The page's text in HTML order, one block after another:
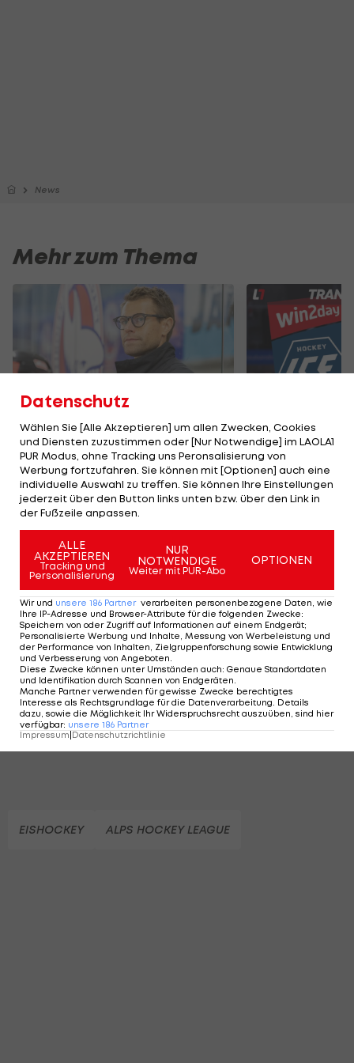
News
Mehr zum Thema
Teamchef der ÖEHV-
Frauen bleibt an Bord
Eishockey
Die
Hockey
ICE Hockey
KOMMENTARE
EISHOCKEY ALPS HOCKEY LEAGUE
Datenschutz
Wählen Sie [Alle Akzeptieren] um allen Zwecken, Cookies
und Diensten zuzustimmen oder [Nur Notwendige] im LAOLA1
PUR Modus, ohne Tracking uns Peronsalisierung von
Werbung fortzufahren. Sie können mit [Optionen] auch eine
individuelle Auswahl zu treffen. Sie können Ihre Einstellungen
jederzeit über den Button links unten bzw. über den Link in
der Fußzeile anpassen.
ALLE
AKZEPTIEREN
Tracking und
Personalisierung
NUR
NOTWENDIGE
Weiter mit PUR-Abo
OPTIONEN
Wir und unsere 186 Partner verarbeiten personenbezogene Daten, wie
Ihre IP-Adresse und Browser-Attribute für die folgenden Zwecke:
Speichern von oder Zugriff auf Informationen auf einem Endgerät;
Personalisierte Werbung und Inhalte, Messung von Werbeleistung und
der Performance von Inhalten, Zielgruppenforschung sowie Entwicklung
und Verbesserung von Angeboten.
Diese Zwecke können unter Umständen auch: Genaue Standortdaten
und Identifikation durch Scannen von Endgeräten.
Manche Partner verwenden für gewisse Zwecke berechtigtes
Interesse als Rechtsgrundlage für die Datenverarbeitung. Details
dazu, sowie die Möglichkeit Ihr Widerspruchsrecht auszuüben, sind hier
verfügbar: unsere 186 Partner
Impressum Datenschutzrichtlinie